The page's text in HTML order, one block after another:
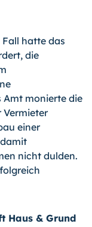
hatte das
die
Amt monierte die
Vermieter
einer
nicht dulden.
Haus & Grund